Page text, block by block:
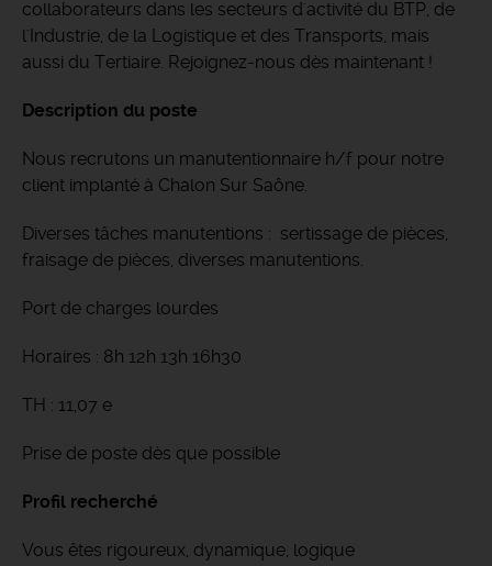
collaborateurs dans les secteurs d'activité du BTP, de
l'Industrie, de la Logistique et des Transports, mais
aussi du Tertiaire. Rejoignez-nous dès maintenant !
Description du poste
Nous recrutons un manutentionnaire h/f pour notre
client implanté à Chalon Sur Saône.
Diverses tâches manutentions : sertissage de pièces,
fraisage de pièces, diverses manutentions.
Port de charges lourdes
Horaires : 8h 12h 13h 16h30
TH : 11,07 e
Prise de poste dès que possible
Profil recherché
Vous êtes rigoureux, dynamique, logique